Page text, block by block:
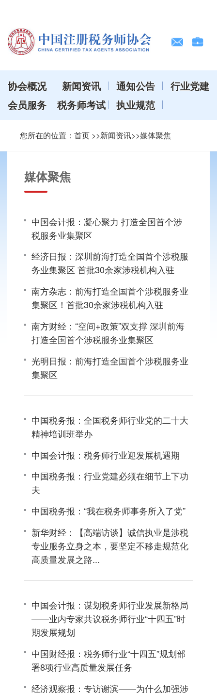
协会概况 新闻资讯 通知公告
行业党建
会员服务
税务师考试 执业规范
您所在的位置： 首页 >>新闻资讯>>媒体聚焦
媒体聚焦
中国会计报：凝心聚力 打造全国首个涉
税服务业集聚区
经济日报：深圳前海打造全国首个涉税服
务业集聚区 首批30余家涉税机构入驻
南方杂志：前海打造全国首个涉税服务业
集聚区！首批30余家涉税机构入驻
南方财经：“空间+政策”双支撑 深圳前海
打造全国首个涉税服务业集聚区
光明日报：前海打造全国首个涉税服务业
集聚区
中国税务报：全国税务师行业党的二十大
精神培训班举办
中国会计报：税务师行业迎发展机遇期
中国税务报：行业党建必须在细节上下功
夫
中国税务报：“我在税务师事务所入了党”
新华财经：【高端访谈】诚信执业是涉税
专业服务立身之本，要坚定不移走规范化
高质量发展之路...
中国会计报：谋划税务师行业发展新格局
——业内专家共议税务师行业“十四五”时
期发展规划
中国财经报：税务师行业“十四五”规划部
署8项行业高质量发展任务
经济观察报：专访谢滨——为什么加强涉